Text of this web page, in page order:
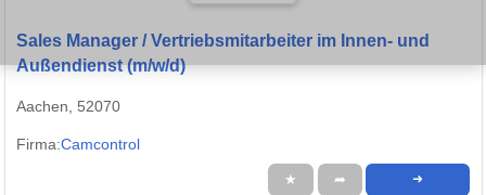
Sales Manager / Vertriebsmitarbeiter im Innen- und
Außendienst (m/w/d)
Aachen, 52070
Firma:Camcontrol
★ ➦ ➜